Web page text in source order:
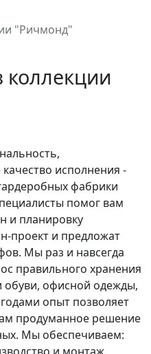
"Ричмонд"
коллекции
исполнения -
фабрики
помог вам
и планировку
проект и предложат
Мы раз и навсегда
правильного хранения
офисной одежды,
опыт позволяет
продуманное решение
Мы обеспечиваем: